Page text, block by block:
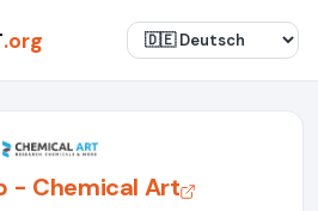
.org
- Chemical Art